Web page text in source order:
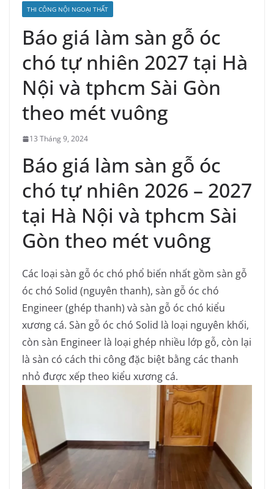
THI CÔNG NỘI NGOẠI THẤT
Báo giá làm sàn gỗ óc
chó tự nhiên 2027 tại Hà
Nội và tphcm Sài Gòn
theo mét vuông
13 Tháng 9, 2024
Báo giá làm sàn gỗ óc
chó tự nhiên 2026 – 2027
tại Hà Nội và tphcm Sài
Gòn theo mét vuông
Các loại sàn gỗ óc chó phổ biến nhất gồm sàn gỗ
óc chó Solid (nguyên thanh), sàn gỗ óc chó
Engineer (ghép thanh) và sàn gỗ óc chó kiểu
xương cá. Sàn gỗ óc chó Solid là loại nguyên khối,
còn sàn Engineer là loại ghép nhiều lớp gỗ, còn lại
là sàn có cách thi công đặc biệt bằng các thanh
nhỏ được xếp theo kiểu xương cá.